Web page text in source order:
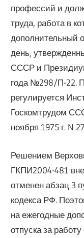
профессий и
труда, работа в
дополнительный
день,
СССР и
года №298/П-22.
регулируется
Госкомтрудом
ноября 1975 г. N
Решением
ГКПИ2004-481
отменен абзац 3
кодекса РФ.
на ежегодные
отпуска за